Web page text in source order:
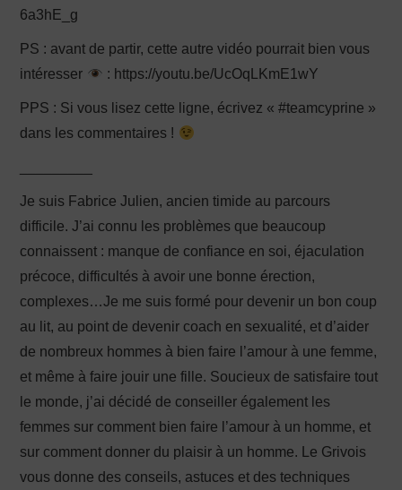
6a3hE_g
PS : avant de partir, cette autre vidéo pourrait bien vous
intéresser
: https://youtu.be/UcOqLKmE1wY
PPS : Si vous lisez cette ligne, écrivez « #teamcyprine »
dans les commentaires !
Je suis Fabrice Julien, ancien timide au parcours
difficile. J’ai connu les problèmes que beaucoup
connaissent : manque de confiance en soi, éjaculation
précoce, difficultés à avoir une bonne érection,
complexes…Je me suis formé pour devenir un bon coup
au lit, au point de devenir coach en sexualité, et d’aider
de nombreux hommes à bien faire l’amour à une femme,
et même à faire jouir une fille. Soucieux de satisfaire tout
le monde, j’ai décidé de conseiller également les
femmes sur comment bien faire l’amour à un homme, et
sur comment donner du plaisir à un homme. Le Grivois
vous donne des conseils, astuces et des techniques